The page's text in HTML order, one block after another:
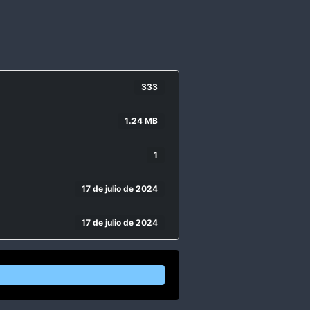
333
1.24 MB
1
17 de julio de 2024
17 de julio de 2024